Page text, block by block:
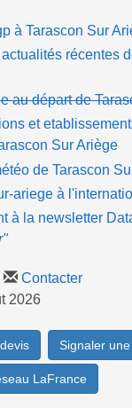
à Tarascon Sur
récentes
au départ de
et
Sur Ariège
de Tarascon
ariege à
à la newsletter
Contacter
2026
Signaler
LaFrance